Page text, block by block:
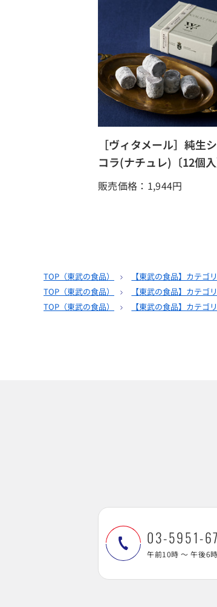
［ヴィタメール］純生
コラ(ナチュレ)〔12個入
販売価格：1,944円
TOP（東武の食品） 【東武の食品】カテゴ
TOP（東武の食品） 【東武の食品】カテゴ
TOP（東武の食品） 【東武の食品】カテゴ
03-5951-
午前10時 ～ 午後6時